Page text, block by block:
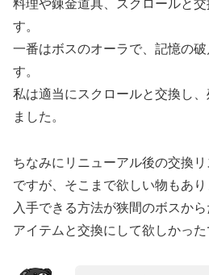
料理や錬金道具、スクロールと
す。
一番はボスのオーラで、記憶の
す。
私は適当にスクロールと交換し
ました。
ちなみにリニューアル後の交換
ですが、そこまで欲しい物もあり
入手できる方法が狭間のボスか
アイテムと交換にして欲しかった